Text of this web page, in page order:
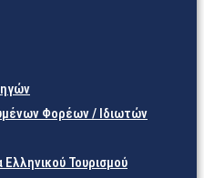
Φορέων / Ιδιωτών
Τουρισμού